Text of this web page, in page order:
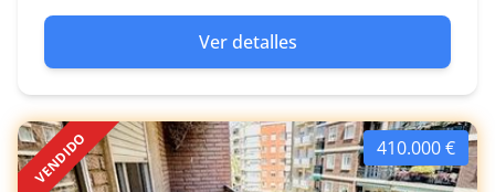
Ver detalles
410.000 €
VENDIDO